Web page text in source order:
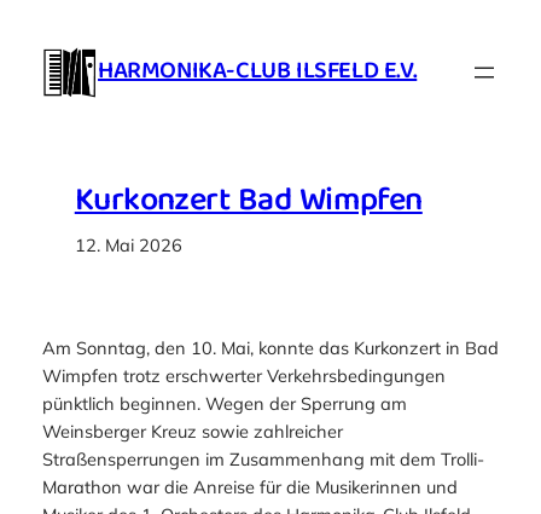
Inhalt
springen
HARMONIKA-CLUB ILSFELD E.V.
Kurkonzert Bad Wimpfen
12. Mai 2026
Am Sonntag, den 10. Mai, konnte das Kurkonzert in Bad
Wimpfen trotz erschwerter Verkehrsbedingungen
pünktlich beginnen. Wegen der Sperrung am
Weinsberger Kreuz sowie zahlreicher
Straßensperrungen im Zusammenhang mit dem Trolli-
Marathon war die Anreise für die Musikerinnen und